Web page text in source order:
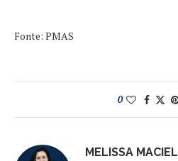
Fonte: PMAS
0
MELISSA MACIEL